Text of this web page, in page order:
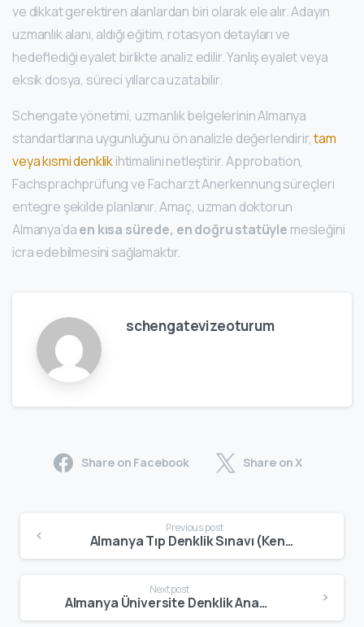
ve dikkat gerektiren alanlardan biri olarak ele alır. Adayın
uzmanlık alanı, aldığı eğitim, rotasyon detayları ve
hedeflediği eyalet birlikte analiz edilir. Yanlış eyalet veya
eksik dosya, süreci yıllarca uzatabilir.
Schengate yönetimi, uzmanlık belgelerinin Almanya
standartlarına uygunluğunu ön analizle değerlendirir,tam
veya kısmi denklikihtimalini netleştirir. Approbation,
Fachsprachprüfung ve Facharzt Anerkennung süreçleri
entegre şekilde planlanır. Amaç, uzman doktorun
Almanya’daen kısa sürede, en doğru statüyle mesleğini
icra edebilmesini sağlamaktır.
schengatevizeoturum
Share on Facebook Share on X
Previous post
Almanya Tıp Denklik Sınavı (Kenntnisprüfung) Nedir? 2026 Güncel Rehber
Next post
Almanya Üniversite Denklik Anabin Nedir? Nasıl Kullanılır? 2026 Rehberi